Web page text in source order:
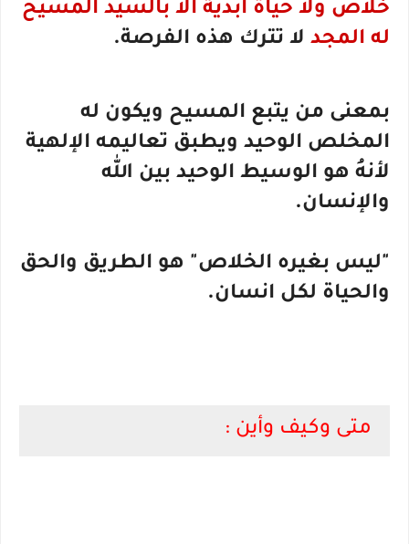
خلاص ولا حياة أبدية الا بالسيد المسيح
له المجد لا تترك هذه الفرصة.
بمعنى من يتبع المسيح ويكون له
المخلص الوحيد ويطبق تعاليمه الإلهية
لأنهُ هو الوسيط الوحيد بين الله
والإنسان.
"ليس بغيره الخلاص" هو الطريق والحق
والحياة لكل انسان.
متى وكيف وأين :